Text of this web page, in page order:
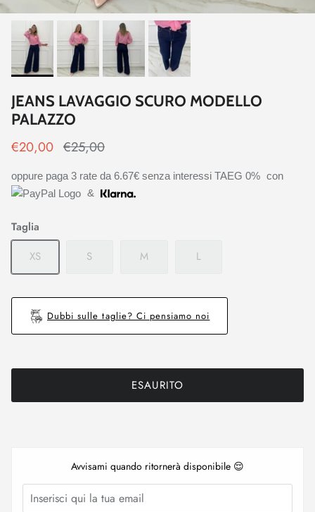
JEANS LAVAGGIO SCURO MODELLO
PALAZZO
€20,00 €25,00
oppure paga 3 rate da 6.67€ senza interessi TAEG 0% con
&
Taglia
XS
S M L
Dubbi sulle taglie? Ci pensiamo noi
ESAURITO
Avvisami quando ritornerà disponibile 😌